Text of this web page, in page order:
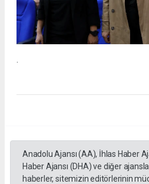
Anadolu Ajansı (AA), İhlas Haber
Haber Ajansı (DHA) ve diğer
haberler, sitemizin editörlerinin